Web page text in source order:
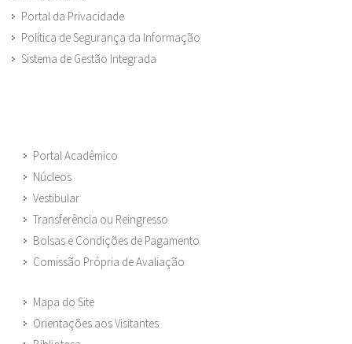
Portal da Privacidade
Política de Segurança da Informação
Sistema de Gestão Integrada
Portal Acadêmico
Núcleos
Vestibular
Transferência ou Reingresso
Bolsas e Condições de Pagamento
Comissão Própria de Avaliação
Mapa do Site
Orientações aos Visitantes